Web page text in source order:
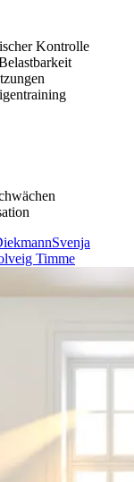
Kontrolle
Svenja
Timme